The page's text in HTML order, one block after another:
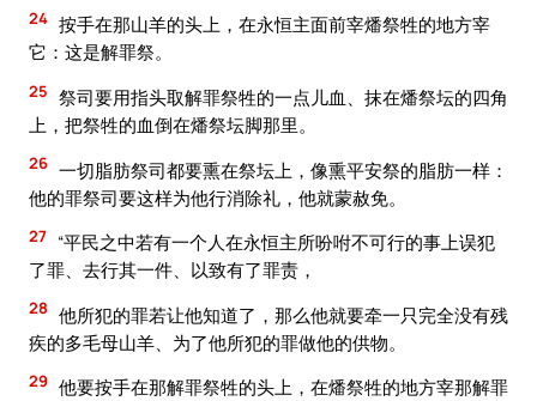
24 按手在那山羊的头上，在永恒主面前宰燔祭牲的地方宰
它：这是解罪祭。
25 祭司要用指头取解罪祭牲的一点儿血、抹在燔祭坛的四角
上，把祭牲的血倒在燔祭坛脚那里。
26 一切脂肪祭司都要熏在祭坛上，像熏平安祭的脂肪一样：
他的罪祭司要这样为他行消除礼，他就蒙赦免。
27 “平民之中若有一个人在永恒主所吩咐不可行的事上误犯
了罪、去行其一件、以致有了罪责，
28 他所犯的罪若让他知道了，那么他就要牵一只完全没有残
疾的多毛母山羊、为了他所犯的罪做他的供物。
29 他要按手在那解罪祭牲的头上，在燔祭牲的地方宰那解罪